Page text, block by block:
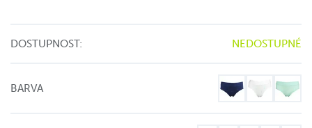
DOSTUPNOST: NEDOSTUPNÉ
BARVA